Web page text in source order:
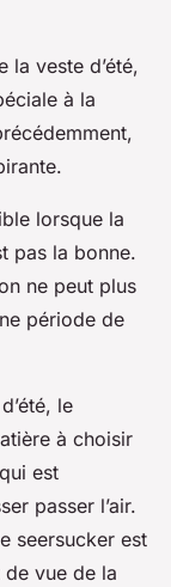
la veste d’été,
à la
lorsque la
pas la bonne.
ne peut plus
période de
le
à choisir
est
passer l’air.
seersucker est
vue de la